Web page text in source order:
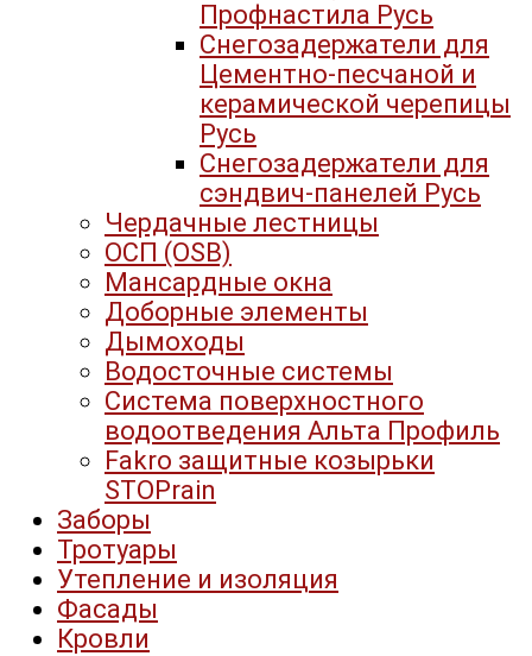
Профнастила Русь
Снегозадержатели для
Цементно-песчаной и
керамической черепицы
Русь
Снегозадержатели для
сэндвич-панелей Русь
Чердачные лестницы
ОСП (OSB)
Мансардные окна
Доборные элементы
Дымоходы
Водосточные системы
Система поверхностного
водоотведения Альта Профиль
Fakro защитные козырьки
STOPrain
Заборы
Тротуары
Утепление и изоляция
Фасады
Кровли